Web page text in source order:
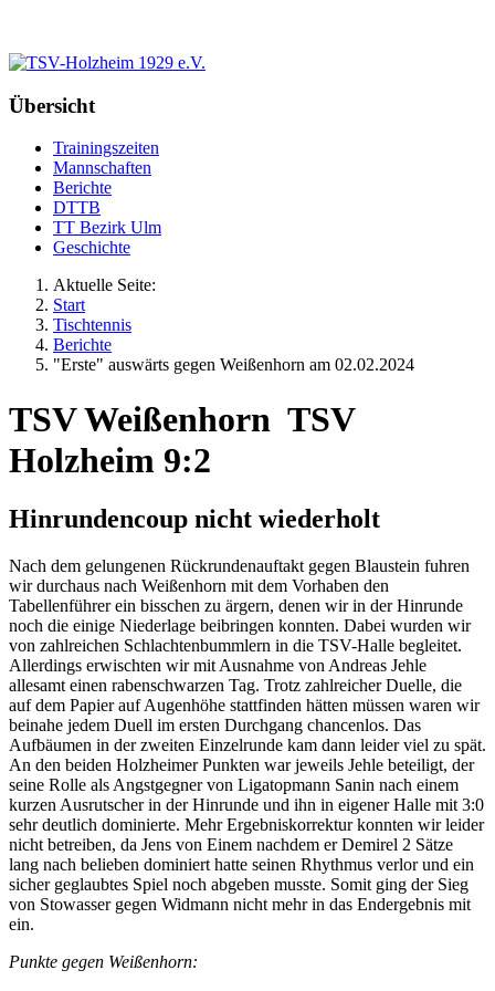
Übersicht
Trainingszeiten
Mannschaften
Berichte
DTTB
TT Bezirk Ulm
Geschichte
Aktuelle Seite:
Start
Tischtennis
Berichte
"Erste" auswärts gegen Weißenhorn am 02.02.2024
TSV Weißenhorn TSV
Holzheim 9:2
Hinrundencoup nicht wiederholt
Nach dem gelungenen Rückrundenauftakt gegen Blaustein fuhren
wir durchaus nach Weißenhorn mit dem Vorhaben den
Tabellenführer ein bisschen zu ärgern, denen wir in der Hinrunde
noch die einige Niederlage beibringen konnten. Dabei wurden wir
von zahlreichen Schlachtenbummlern in die TSV-Halle begleitet.
Allerdings erwischten wir mit Ausnahme von Andreas Jehle
allesamt einen rabenschwarzen Tag. Trotz zahlreicher Duelle, die
auf dem Papier auf Augenhöhe stattfinden hätten müssen waren wir
beinahe jedem Duell im ersten Durchgang chancenlos. Das
Aufbäumen in der zweiten Einzelrunde kam dann leider viel zu spät.
An den beiden Holzheimer Punkten war jeweils Jehle beteiligt, der
seine Rolle als Angstgegner von Ligatopmann Sanin nach einem
kurzen Ausrutscher in der Hinrunde und ihn in eigener Halle mit 3:0
sehr deutlich dominierte. Mehr Ergebniskorrektur konnten wir leider
nicht betreiben, da Jens von Einem nachdem er Demirel 2 Sätze
lang nach belieben dominiert hatte seinen Rhythmus verlor und ein
sicher geglaubtes Spiel noch abgeben musste. Somit ging der Sieg
von Stowasser gegen Widmann nicht mehr in das Endergebnis mit
ein.
Punkte gegen Weißenhorn: